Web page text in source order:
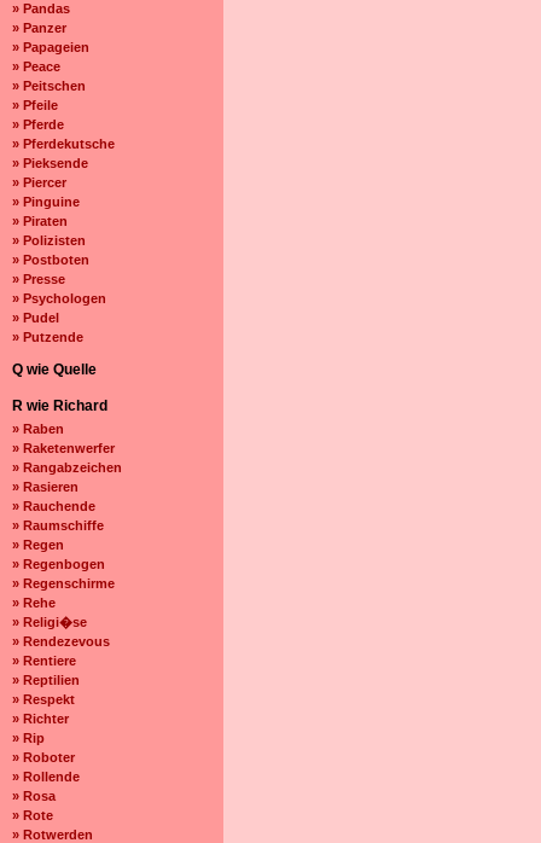
» Pandas
» Panzer
» Papageien
» Peace
» Peitschen
» Pfeile
» Pferde
» Pferdekutsche
» Pieksende
» Piercer
» Pinguine
» Piraten
» Polizisten
» Postboten
» Presse
» Psychologen
» Pudel
» Putzende
Q wie Quelle
R wie Richard
» Raben
» Raketenwerfer
» Rangabzeichen
» Rasieren
» Rauchende
» Raumschiffe
» Regen
» Regenbogen
» Regenschirme
» Rehe
» Religi�se
» Rendezevous
» Rentiere
» Reptilien
» Respekt
» Richter
» Rip
» Roboter
» Rollende
» Rosa
» Rote
» Rotwerden